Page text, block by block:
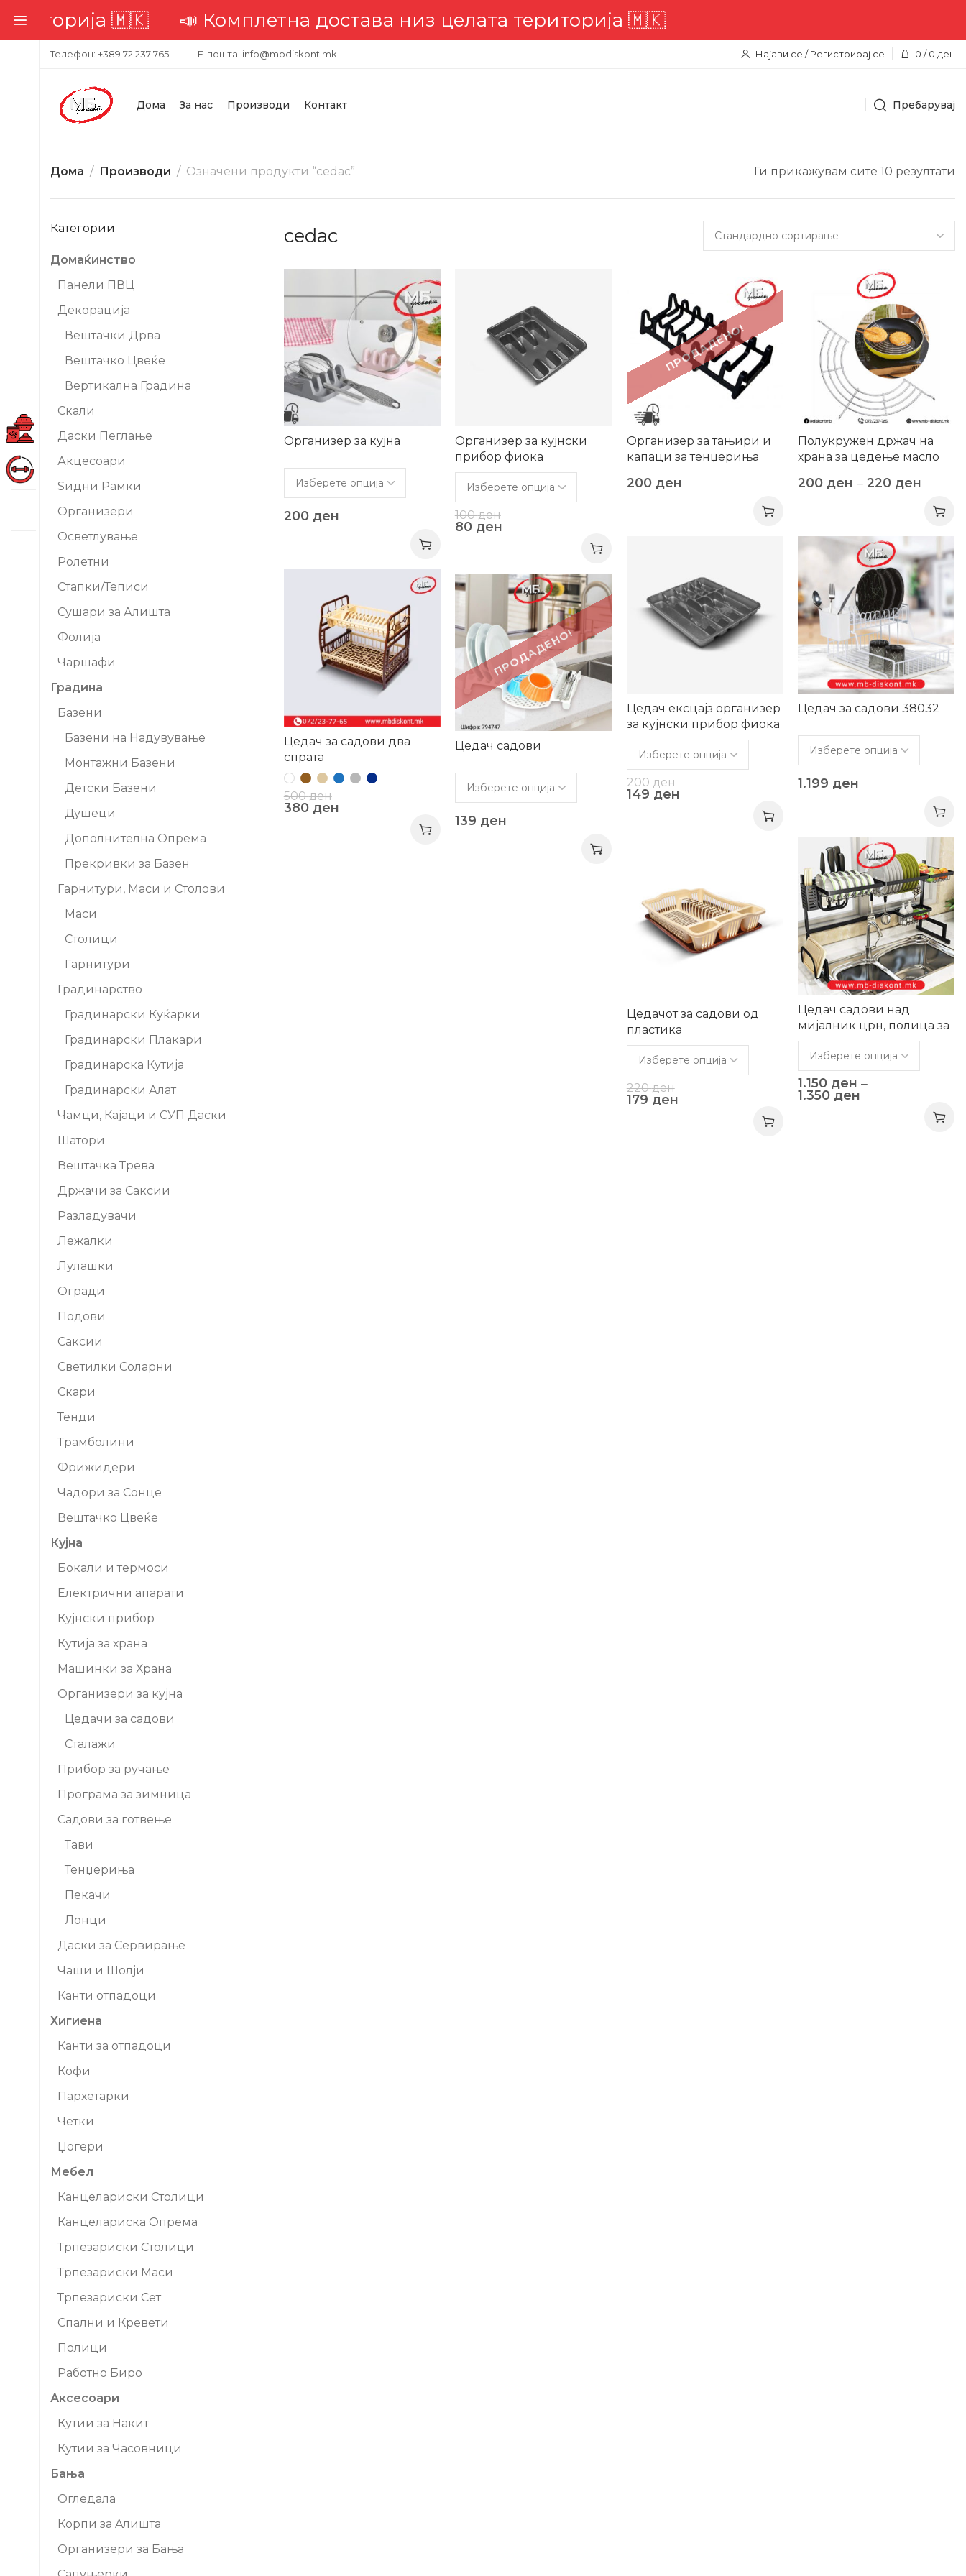
🇲🇰📣 Комплетна достава низ целата територија 🇲🇰
Телефон: +389 72 237 765 Е-пошта: info@mbdiskont.mk Најави се / Регистрирај се 0 / 0 ден
Дома За нас Производи Контакт Пребарувај
Дома Производи Означени продукти “cedac” Ги прикажувам сите 10 резултати
Категории
Домаќинство
Панели ПВЦ
Декорација
Вештачки Дрва
Вештачко Цвеќе
Вертикална Градина
Скали
Даски Пеглање
Акцесоари
Ѕидни Рамки
Организери
Осветлување
Ролетни
Стапки/Теписи
Сушари за Алишта
Фолија
Чаршафи
Градина
Базени
Базени на Надувување
Монтажни Базени
Детски Базени
Душеци
Дополнителна Опрема
Прекривки за Базен
Гарнитури, Маси и Столови
Маси
Столици
Гарнитури
Градинарство
Градинарски Куќарки
Градинарски Плакари
Градинарска Кутија
Градинарски Алат
Чамци, Кајаци и СУП Даски
Шатори
Вештачка Трева
Држачи за Саксии
Разладувачи
Лежалки
Лулашки
Огради
Подови
Саксии
Светилки Соларни
Скари
Тенди
Трамболини
Фрижидери
Чадори за Сонце
Вештачко Цвеќе
Кујна
Бокали и термоси
Електрични апарати
Кујнски прибор
Кутија за храна
Машинки за Храна
Организери за кујна
Цедачи за садови
Сталажи
Прибор за ручање
Програма за зимница
Садови за готвење
Тави
Тенџериња
Пекачи
Лонци
Даски за Сервирање
Чаши и Шолји
Канти отпадоци
Хигиена
Канти за отпадоци
Кофи
Пархетарки
Четки
Џогери
Мебел
Канцелариски Столици
Канцелариска Опрема
Трпезариски Столици
Трпезариски Маси
Трпезариски Сет
Спални и Кревети
Полици
Работно Биро
Аксесоари
Кутии за Накит
Кутии за Часовници
Бања
Огледала
Корпи за Aлишта
Организери за Бања
cedac
Организер за кујна
200 ден
Организер за кујнски
прибор фиока
100ден
80 ден
ПРОДАДЕНО!
Организер за тањири и
капаци за тенџериња
200 ден
Полукружен држач на
храна за цедење масло
200 ден – 220 ден
Цедач ексцајз организер
за кујнски прибор фиока
пластика
200ден
149 ден
Цедач за садови 38032
1.199 ден
Цедач за садови два
спрата
500ден
380 ден
ПРОДАДЕНО!
Цедач садови
139 ден
-67%
Цедач садови над
мијалник црн, полица за
складирање
1.150 ден –
1.350 ден
Цедачот за садови од
пластика
220ден
179 ден